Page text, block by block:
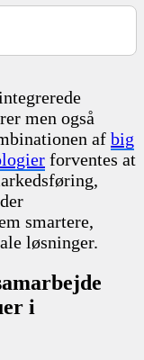
men også
af big
forventes at
smartere,
løsninger.
i